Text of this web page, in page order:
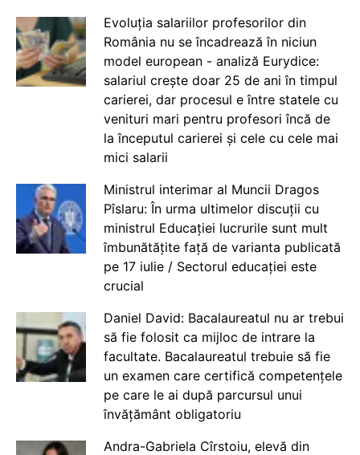
Evoluția salariilor profesorilor din
România nu se încadrează în niciun
model european - analiză Eurydice:
salariul crește doar 25 de ani în timpul
carierei, dar procesul e între statele cu
venituri mari pentru profesori încă de
la începutul carierei și cele cu cele mai
mici salarii
Ministrul interimar al Muncii Dragos
Pîslaru: În urma ultimelor discuții cu
ministrul Educației lucrurile sunt mult
îmbunătățite față de varianta publicată
pe 17 iulie / Sectorul educației este
crucial
Daniel David: Bacalaureatul nu ar trebui
să fie folosit ca mijloc de intrare la
facultate. Bacalaureatul trebuie să fie
un examen care certifică competențele
pe care le ai după parcursul unui
învățământ obligatoriu
Andra-Gabriela Cîrstoiu, elevă din